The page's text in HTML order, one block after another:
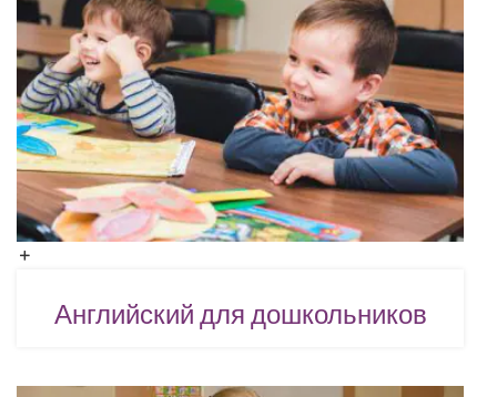
Английский для дошкольников